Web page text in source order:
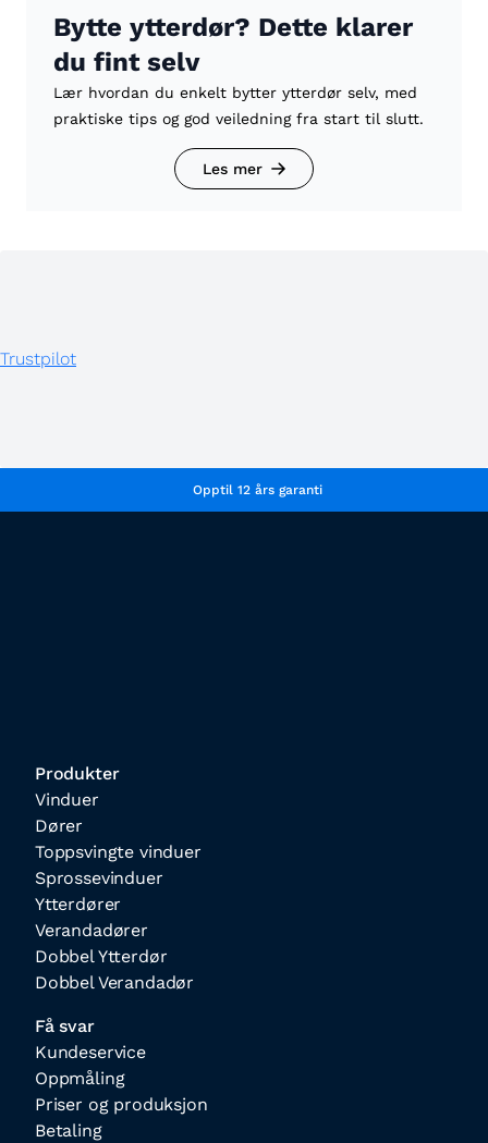
Bytte ytterdør? Dette klarer
du fint selv
Lær hvordan du enkelt bytter ytterdør selv, med
praktiske tips og god veiledning fra start til slutt.
Les mer
Trustpilot
Opptil 12 års garanti
Produkter
Vinduer
Dører
Toppsvingte vinduer
Sprossevinduer
Ytterdører
Verandadører
Dobbel Ytterdør
Dobbel Verandadør
Få svar
Kundeservice
Oppmåling
Priser og produksjon
Betaling